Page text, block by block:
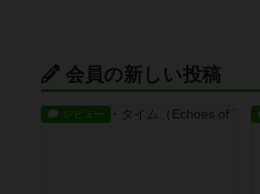
会員の新しい投稿
レビュー